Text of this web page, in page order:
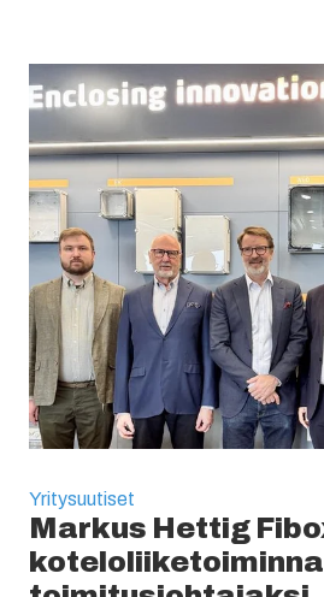
Yritysuutiset
Markus Hettig